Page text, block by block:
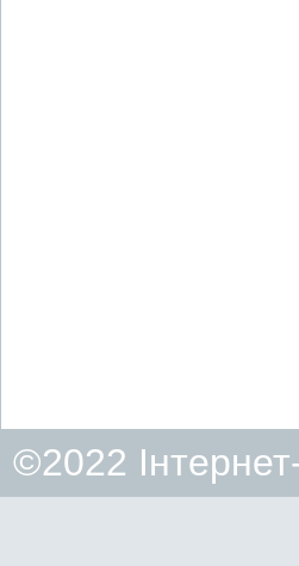
©2022